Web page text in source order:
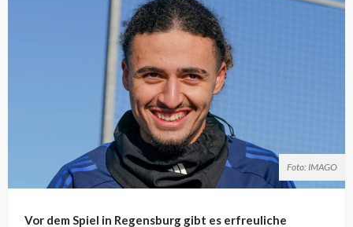
Foto: IMAGO
Vor dem Spiel in Regensburg gibt es erfreuliche